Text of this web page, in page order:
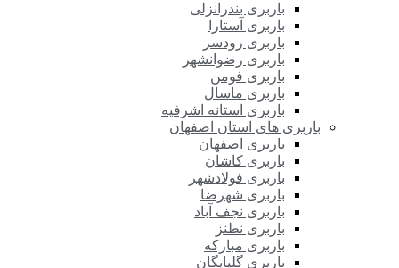
باربری بندرانزلی
باربری آستارا
باربری رودسر
باربری رضوانشهر
باربری فومن
باربری ماسال
باربری استانه اشرفیه
باربری های استان اصفهان
باربری اصفهان
باربری کاشان
باربری فولادشهر
باربری شهرضا
باربری نجف آباد
باربری نطنز
باربری مبارکه
باربری گلپایگان